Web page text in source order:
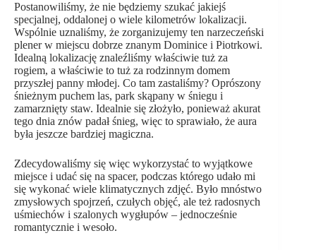
Postanowiliśmy, że nie będziemy szukać jakiejś
specjalnej, oddalonej o wiele kilometrów lokalizacji.
Wspólnie uznaliśmy, że zorganizujemy ten narzeczeński
plener w miejscu dobrze znanym Dominice i Piotrkowi.
Idealną lokalizację znaleźliśmy właściwie tuż za
rogiem, a właściwie to tuż za rodzinnym domem
przyszłej panny młodej. Co tam zastaliśmy? Oprószony
śnieżnym puchem las, park skąpany w śniegu i
zamarznięty staw. Idealnie się złożyło, ponieważ akurat
tego dnia znów padał śnieg, więc to sprawiało, że aura
była jeszcze bardziej magiczna.
Zdecydowaliśmy się więc wykorzystać to wyjątkowe
miejsce i udać się na spacer, podczas którego udało mi
się wykonać wiele klimatycznych zdjęć. Było mnóstwo
zmysłowych spojrzeń, czułych objęć, ale też radosnych
uśmiechów i szalonych wygłupów – jednocześnie
romantycznie i wesoło.